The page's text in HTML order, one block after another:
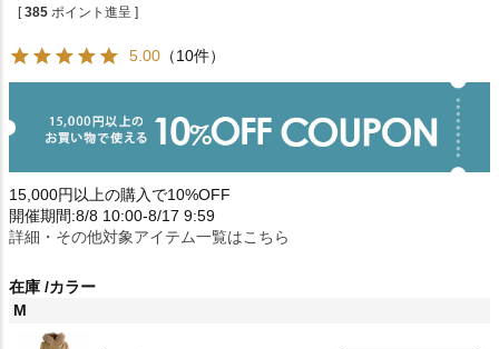
[ 385 ポイント進呈 ]
5.00 （10件）
15,000円以上の購入で10%OFF
開催期間:8/8 10:00-8/17 9:59
詳細・その他対象アイテム一覧はこちら
在庫 カラー
M